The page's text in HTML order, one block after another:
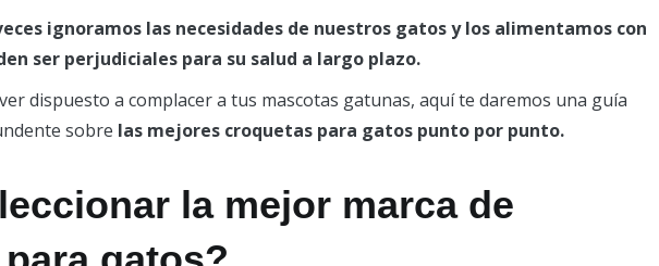
ignoramos las necesidades de nuestros gatos y los alimentamos con
ser perjudiciales para su salud a largo plazo.
dispuesto a complacer a tus mascotas gatunas, aquí te daremos una guía
sobre las mejores croquetas para gatos punto por punto.
la mejor marca de